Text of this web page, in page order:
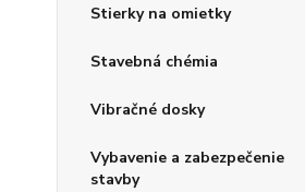
Stierky na omietky
Stavebná chémia
Vibračné dosky
Vybavenie a zabezpečenie
stavby